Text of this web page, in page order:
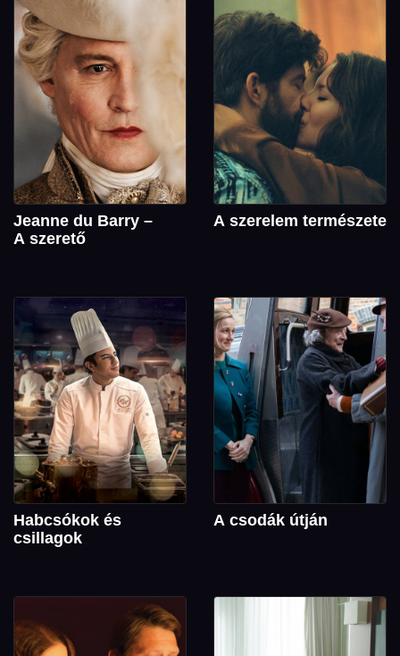
Jeanne du Barry –
A szerető
A szerelem természete
Habcsókok és
csillagok
A csodák útján